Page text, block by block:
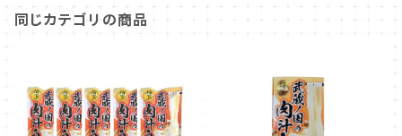
同じカテゴリの商品